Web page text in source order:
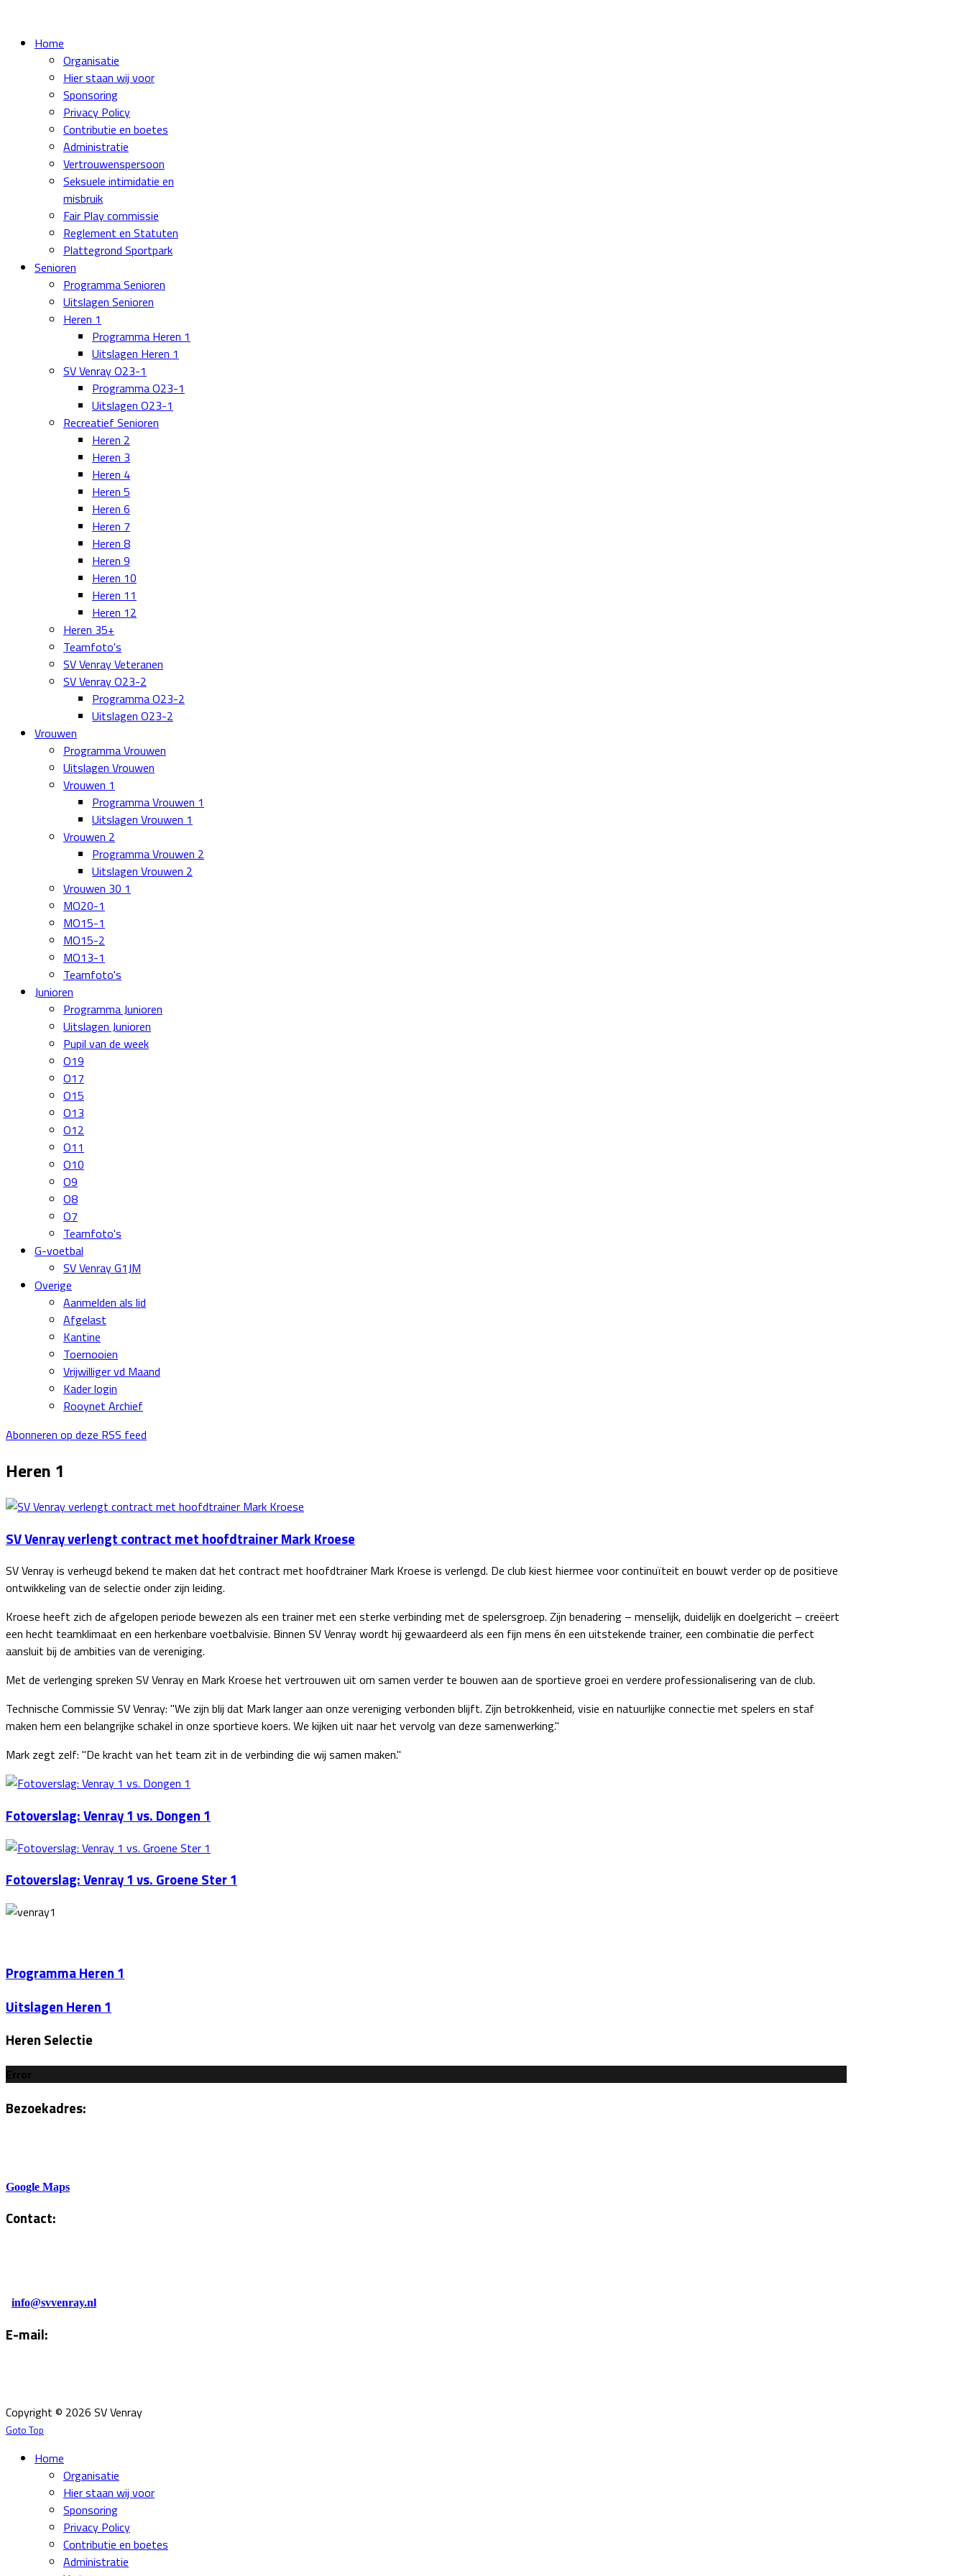
Home
Organisatie
Hier staan wij voor
Sponsoring
Privacy Policy
Contributie en boetes
Administratie
Vertrouwenspersoon
Seksuele intimidatie en
misbruik
Fair Play commissie
Reglement en Statuten
Plattegrond Sportpark
Senioren
Programma Senioren
Uitslagen Senioren
Heren 1
Programma Heren 1
Uitslagen Heren 1
SV Venray O23-1
Programma O23-1
Uitslagen O23-1
Recreatief Senioren
Heren 2
Heren 3
Heren 4
Heren 5
Heren 6
Heren 7
Heren 8
Heren 9
Heren 10
Heren 11
Heren 12
Heren 35+
Teamfoto's
SV Venray Veteranen
SV Venray O23-2
Programma O23-2
Uitslagen O23-2
Vrouwen
Programma Vrouwen
Uitslagen Vrouwen
Vrouwen 1
Programma Vrouwen 1
Uitslagen Vrouwen 1
Vrouwen 2
Programma Vrouwen 2
Uitslagen Vrouwen 2
Vrouwen 30 1
MO20-1
MO15-1
MO15-2
MO13-1
Teamfoto's
Junioren
Programma Junioren
Uitslagen Junioren
Pupil van de week
O19
O17
O15
O13
O12
O11
O10
O9
O8
O7
Teamfoto's
G-voetbal
SV Venray G1JM
Overige
Aanmelden als lid
Afgelast
Kantine
Toernooien
Vrijwilliger vd Maand
Kader login
Rooynet Archief
Abonneren op deze RSS feed
Heren 1
SV Venray verlengt contract met hoofdtrainer Mark Kroese
SV Venray is verheugd bekend te maken dat het contract met hoofdtrainer Mark Kroese is verlengd. De club kiest hiermee voor continuïteit en bouwt verder op de positieve
ontwikkeling van de selectie onder zijn leiding.
Kroese heeft zich de afgelopen periode bewezen als een trainer met een sterke verbinding met de spelersgroep. Zijn benadering – menselijk, duidelijk en doelgericht – creëert
een hecht teamklimaat en een herkenbare voetbalvisie. Binnen SV Venray wordt hij gewaardeerd als een fijn mens én een uitstekende trainer, een combinatie die perfect
aansluit bij de ambities van de vereniging.
Met de verlenging spreken SV Venray en Mark Kroese het vertrouwen uit om samen verder te bouwen aan de sportieve groei en verdere professionalisering van de club.
Technische Commissie SV Venray: "We zijn blij dat Mark langer aan onze vereniging verbonden blijft. Zijn betrokkenheid, visie en natuurlijke connectie met spelers en staf
maken hem een belangrijke schakel in onze sportieve koers. We kijken uit naar het vervolg van deze samenwerking."
Mark zegt zelf: "De kracht van het team zit in de verbinding die wij samen maken."
Fotoverslag: Venray 1 vs. Dongen 1
Fotoverslag: Venray 1 vs. Groene Ster 1
Programma Heren 1
Uitslagen Heren 1
Heren Selectie
Error
Bezoekadres:
Google Maps
Contact:
info@svvenray.nl
E-mail:
Copyright © 2026 SV Venray
Goto Top
Home
Organisatie
Hier staan wij voor
Sponsoring
Privacy Policy
Contributie en boetes
Administratie